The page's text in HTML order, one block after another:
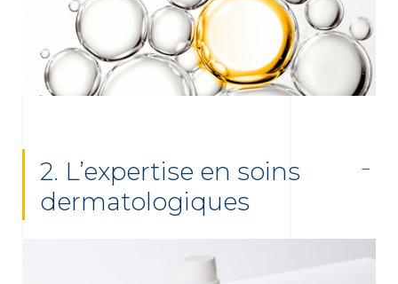
2. L’expertise en soins
dermatologiques